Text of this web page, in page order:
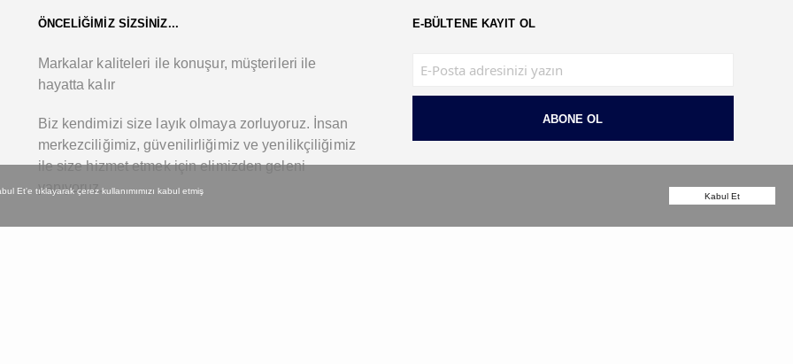
Et'e tıklayarak çerez kullanımımızı kabul etmiş
Kabul Et
ÖNCELİĞİMİZ SİZSİNİZ...
Markalar kaliteleri ile konuşur, müşterileri ile
hayatta kalır
Biz kendimizi size layık olmaya zorluyoruz. İnsan
merkezciliğimiz, güvenilirliğimiz ve yenilikçiliğimiz
ile size hizmet etmek için elimizden geleni
yapıyoruz.
E-BÜLTENE KAYIT OL
ABONE OL